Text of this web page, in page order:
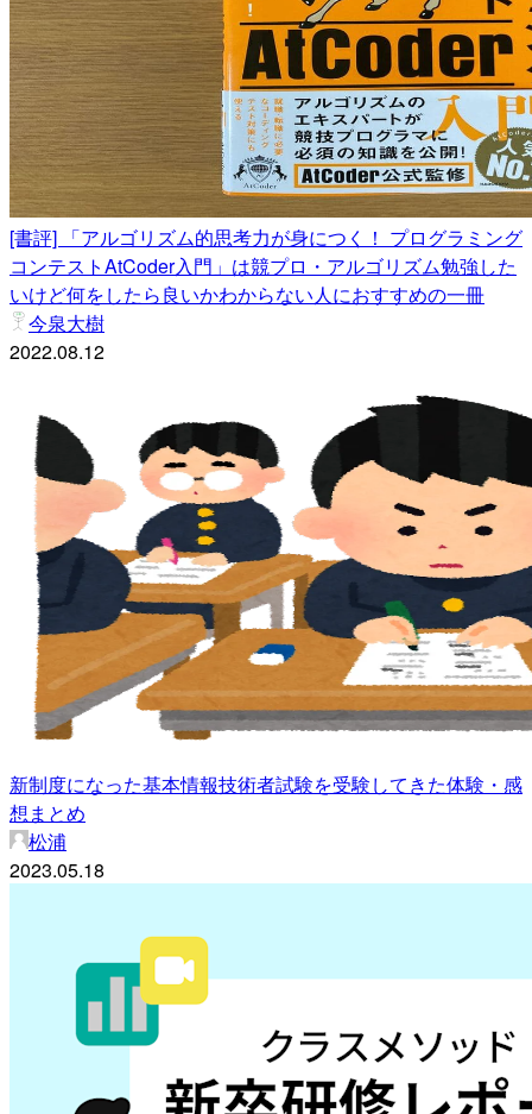
[書評] 「アルゴリズム的思考力が身につく！ プログラミング
コンテストAtCoder入門」は競プロ・アルゴリズム勉強した
いけど何をしたら良いかわからない人におすすめの一冊
今泉大樹
2022.08.12
新制度になった基本情報技術者試験を受験してきた体験・感
想まとめ
松浦
2023.05.18